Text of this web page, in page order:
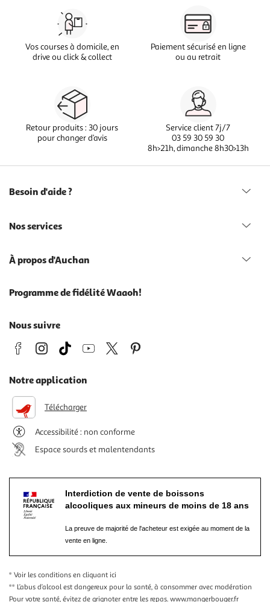
Vos courses à domicile, en
drive ou click & collect
Paiement sécurisé en ligne
ou au retrait
Retour produits : 30 jours
pour changer d’avis
Service client 7j/7
03 59 30 59 30
8h>21h, dimanche 8h30>13h
Besoin d'aide ?
Nos services
À propos d'Auchan
Programme de fidélité Waaoh!
Nous suivre
Notre application
Télécharger
Accessibilité : non conforme
Espace sourds et malentendants
Interdiction de vente de boissons
alcooliques aux mineurs de moins de 18 ans
La preuve de majorité de l'acheteur est exigée au moment de la
vente en ligne.
* Voir les conditions en cliquant ici
** L’abus d’alcool est dangereux pour la santé, à consommer avec modération
Pour votre santé, évitez de grignoter entre les repas. www.mangerbouger.fr